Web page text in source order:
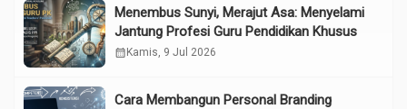
Menembus Sunyi, Merajut Asa: Menyelami
Jantung Profesi Guru Pendidikan Khusus
calendar_month Kamis, 9 Jul 2026
Cara Membangun Personal Branding